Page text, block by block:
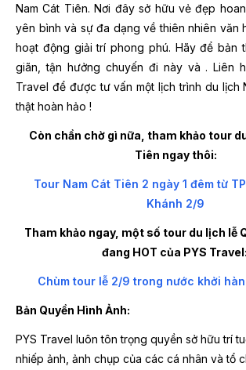
Nam Cát Tiên. Nơi đây sở hữu vẻ đẹp
yên bình và sự đa dạng về thiên nhiên văn
hoạt động giải trí phong phú. Hãy để bản
giãn, tận hưởng chuyến đi này và . Liên
Travel để được tư vấn một lịch trình du lịch
thật hoàn hảo !
Còn chần chờ gì nữa, tham khảo tour
Tiên ngay thôi:
Tour Nam Cát Tiên 2 ngày 1 đêm từ
Khánh 2/9
Tham khảo ngay, một số tour du lịch lễ
đang HOT của PYS Travel:
Chùm tour lễ 2/9 trong nước khởi
Bản Quyền Hình Ảnh:
PYS Travel luôn tôn trọng quyền sở hữu trí
nhiếp ảnh, ảnh chụp của các cá nhân và tổ